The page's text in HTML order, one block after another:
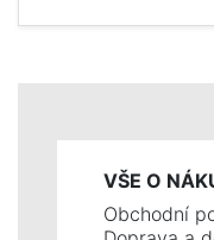
VŠE O
Obchodní